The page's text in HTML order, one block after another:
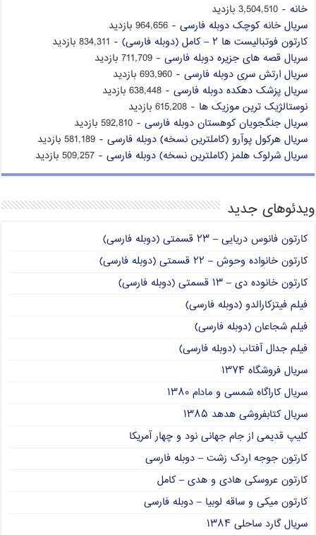
خانه - 3,504,510 بازدید
سریال خانه کوچک دوبله فارسی - 964,656 بازدید
کارتون فوتبالیست ها ۲ – کامل (دوبله فارسی)
- 834,311 بازدید
سریال قصه های جزیره دوبله فارسی - 711,709 بازدید
سریال ارتش سری دوبله فارسی - 693,960 بازدید
سریال پزشک دهکده دوبله فارسی - 638,448 بازدید
نوستالژیک ترین موزیک ها - 615,208 بازدید
سریال جنگجویان کوهستان دوبله فارسی - 592,810 بازدید
سریال هرکول پوآرو (کاملترین نسخه) دوبله فارسی - 581,189 بازدید
سریال شرلوک هلمز (کاملترین نسخه) دوبله فارسی - 509,257 بازدید
ویدئوهای جدید
کارتون فانوس دریایی – ۲۳ قسمتی (دوبله فارسی)
کارتون خانواده وحوش – ۲۲ قسمتی (دوبله فارسی)
کارتون خانوده دی – ۱۳ قسمتی (دوبله فارسی)
فیلم فیتزکارالدو (دوبله فارسی)
فیلم شجاعان (دوبله فارسی)
فیلم جدال آفتاب (دوبله فارسی)
سریال فروشگاه ۱۳۷۴
سریال کاراگاه شمسی و مادام ۱۳۸۰
سریال کتابفروشی هدهد ۱۳۸۵
کلیپ قدیمی از جام جهانی نود و چهار آمریکا
کارتون جوجه اردک زشت – دوبله فارسی
کارتون عروسکی هادی و هدی – کامل
کارتون میکی و ساقه لوبیا – دوبله فارسی
سریال گارد ساحلی ۱۳۸۴